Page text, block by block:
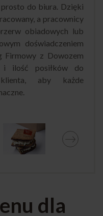
do biura. Dzięki
a pracownicy
obiadowych lub
doświadczeniem
Firmowy z Dowozem
i ilość posiłków do
aby każde
dla